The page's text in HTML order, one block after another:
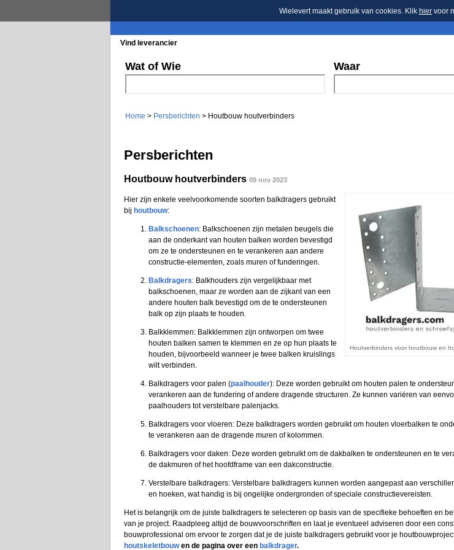
Wielevert maakt gebruik van cookies. Klik hier voor
Vind leverancier
Wat of Wie Waar
Home > Persberichten > Houtbouw houtverbinders
Persberichten
Houtbouw houtverbinders 09 nov 2023
Houtverbinders voor houtbouw en
Hier zijn enkele veelvoorkomende soorten balkdragers gebruikt
bij houtbouw:
Balkschoenen: Balkschoenen zijn metalen beugels die
aan de onderkant van houten balken worden bevestigd
om ze te ondersteunen en te verankeren aan andere
constructie-elementen, zoals muren of funderingen.
Balkdragers: Balkhouders zijn vergelijkbaar met
balkschoenen, maar ze worden aan de zijkant van een
andere houten balk bevestigd om de te ondersteunen
balk op zijn plaats te houden.
Balkklemmen: Balkklemmen zijn ontworpen om twee
houten balken samen te klemmen en ze op hun plaats te
houden, bijvoorbeeld wanneer je twee balken kruislings
wilt verbinden.
Balkdragers voor palen (paalhouder): Deze worden gebruikt om houten palen te
verankeren aan de fundering of andere dragende structuren. Ze kunnen variëren van
paalhouders tot verstelbare palenjacks.
Balkdragers voor vloeren: Deze balkdragers worden gebruikt om houten vloerbalken te
te verankeren aan de dragende muren of kolommen.
Balkdragers voor daken: Deze worden gebruikt om de dakbalken te ondersteunen en te
de dakmuren of het hoofdframe van een dakconstructie.
Verstelbare balkdragers: Verstelbare balkdragers kunnen worden aangepast aan
en hoeken, wat handig is bij ongelijke ondergronden of speciale constructievereisten.
Het is belangrijk om de juiste balkdragers te selecteren op basis van de specifieke behoeften en
van je project. Raadpleeg altijd de bouwvoorschriften en laat je eventueel adviseren door een
bouwprofessional om ervoor te zorgen dat je de juiste balkdragers gebruikt voor je
houtskeletbouwen de pagina over een balkdrager.